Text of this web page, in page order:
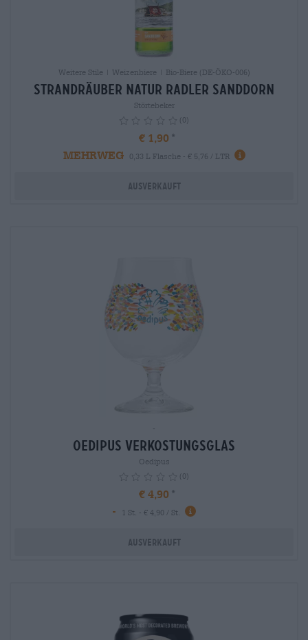
Weitere Stile | Weizenbiere | Bio-Biere (DE-ÖKO-006)
Strandräuber Natur Radler Sanddorn
Störtebeker
(0)
€ 1,90
MEHRWEG
0,33 L Flasche - € 5,76 / LTR info
Ausverkauft
-
Oedipus Verkostungsglas
Oedipus
(0)
€ 4,90
-
1 St. - € 4,90 / St. info
Ausverkauft